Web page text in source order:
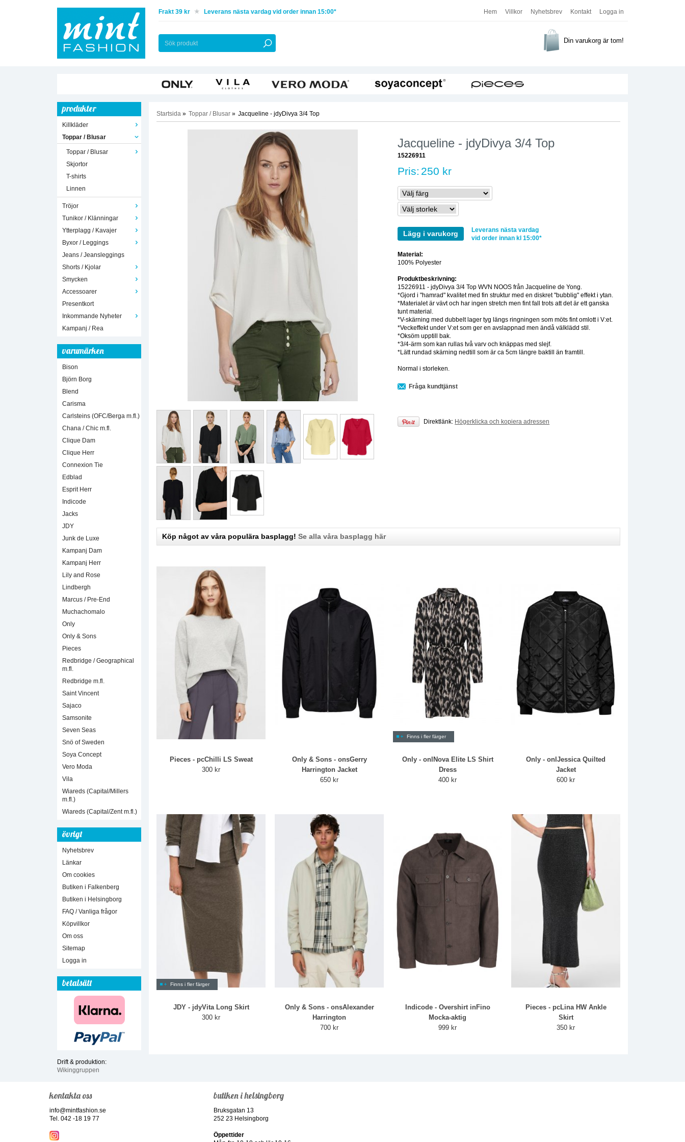
Hem Villkor Nyhetsbrev Kontakt Logga in
Frakt 39 kr Leverans nästa vardag vid order innan 15:00*
Din varukorg är tom!
produkter
Killkläder
Toppar / Blusar
Toppar / Blusar
Skjortor
T-shirts
Linnen
Tröjor
Tunikor / Klänningar
Ytterplagg / Kavajer
Byxor / Leggings
Jeans / Jeansleggings
Shorts / Kjolar
Smycken
Accessoarer
Presentkort
Inkommande Nyheter
Kampanj / Rea
varumärken
Bison
Björn Borg
Blend
Carisma
Carlsteins (OFC/Berga m.fl.)
Chana / Chic m.fl.
Clique Dam
Clique Herr
Connexion Tie
Edblad
Esprit Herr
Indicode
Jacks
JDY
Junk de Luxe
Kampanj Dam
Kampanj Herr
Lily and Rose
Lindbergh
Marcus / Pre-End
Muchachomalo
Only
Only & Sons
Pieces
Redbridge / Geographical
m.fl.
Redbridge m.fl.
Saint Vincent
Sajaco
Samsonite
Seven Seas
Snö of Sweden
Soya Concept
Vero Moda
Vila
Wiareds (Capital/Millers
m.fl.)
Wiareds (Capital/Zent m.fl.)
övrigt
Nyhetsbrev
Länkar
Om cookies
Butiken i Falkenberg
Butiken i Helsingborg
FAQ / Vanliga frågor
Köpvillkor
Om oss
Sitemap
Logga in
betalsätt
Drift & produktion:
Wikinggruppen
Startsida » Toppar / Blusar » Jacqueline - jdyDivya 3/4 Top
Jacqueline - jdyDivya 3/4 Top
15226911
Pris: 250 kr
Lägg i varukorg
Leverans nästa vardag
vid order innan kl 15:00*
Material:
100% Polyester
Produktbeskrivning:
15226911 - jdyDivya 3/4 Top WVN NOOS från Jacqueline de Yong.
*Gjord i "hamrad" kvalitet med fin struktur med en diskret "bubblig" effekt i ytan.
*Materialet är vävt och har ingen stretch men fint fall trots att det är ett ganska
tunt material.
*V-skärning med dubbelt lager tyg längs ringningen som möts fint omlott i V:et.
*Veckeffekt under V:et som ger en avslappnad men ändå välklädd stil.
*Oksöm upptill bak.
*3/4-ärm som kan rullas två varv och knäppas med slejf.
*Lätt rundad skärning nedtill som är ca 5cm längre baktill än framtill.
Normal i storleken.
Fråga kundtjänst
Direktlänk: Högerklicka och kopiera adressen
Köp något av våra populära basplagg! Se alla våra basplagg här
Pieces - pcChilli LS Sweat
300 kr
Only & Sons - onsGerry
Harrington Jacket
650 kr
Finns i fler färger
Only - onlNova Elite LS Shirt
Dress
400 kr
Only - onlJessica Quilted
Jacket
600 kr
Finns i fler färger
JDY - jdyVita Long Skirt
300 kr
Only & Sons - onsAlexander
Harrington
700 kr
Indicode - Overshirt inFino
Mocka-aktig
999 kr
Pieces - pcLina HW Ankle
Skirt
350 kr
kontakta oss
info@mintfashion.se
Tel. 042 -18 19 77
butiken i helsingborg
Bruksgatan 13
252 23 Helsingborg
Öppettider